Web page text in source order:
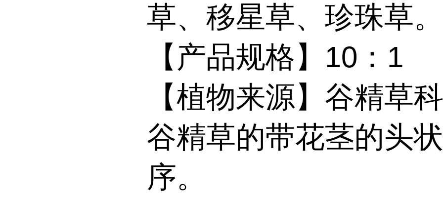
草、移星草、珍珠草。
【产品规格】10：
【植物来源】谷精草
谷精草的带花茎的头
序。